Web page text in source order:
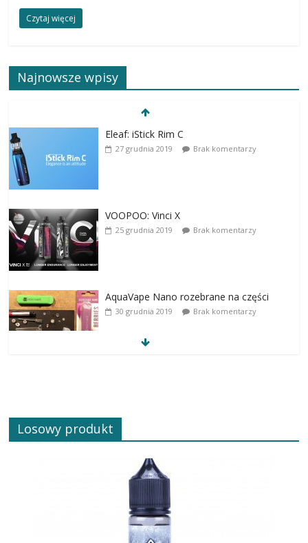
Czytaj więcej
Najnowsze wpisy
Eleaf: iStick Rim C
27 grudnia 2019 Brak komentarzy
VOOPOO: Vinci X
25 grudnia 2019 Brak komentarzy
AquaVape Nano rozebrane na części
30 grudnia 2019 Brak komentarzy
Losowy produkt